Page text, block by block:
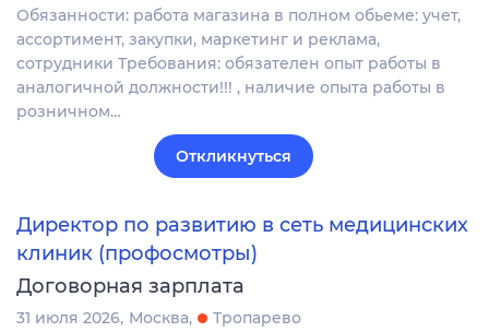
Обязанности: работа магазина в полном обьеме: учет,
ассортимент, закупки, маркетинг и реклама,
сотрудники Требования: обязателен опыт работы в
аналогичной должности!!! , наличие опыта работы в
розничном…
Откликнуться
Директор по развитию в сеть медицинских
клиник (профосмотры)
Договорная зарплата
31 июля 2026 Москва
Тропарево